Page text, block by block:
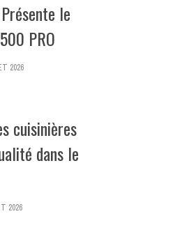
le
PRO
2026
cuisinières
dans le
2026